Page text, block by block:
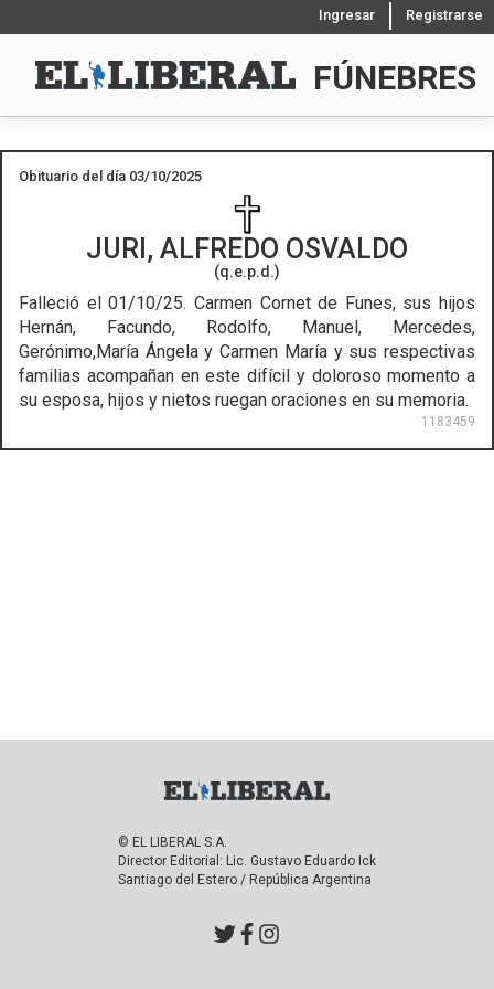
Ingresar Registrarse
FÚNEBRES
Obituario del día 03/10/2025
JURI, ALFREDO OSVALDO
(q.e.p.d.)
Falleció el 01/10/25. Carmen Cornet de Funes, sus hijos
Hernán, Facundo, Rodolfo, Manuel, Mercedes,
Gerónimo,María Ángela y Carmen María y sus respectivas
familias acompañan en este difícil y doloroso momento a
su esposa, hijos y nietos ruegan oraciones en su memoria.
1183459
© EL LIBERAL S.A.
Director Editorial: Lic. Gustavo Eduardo Ick
Santiago del Estero / República Argentina